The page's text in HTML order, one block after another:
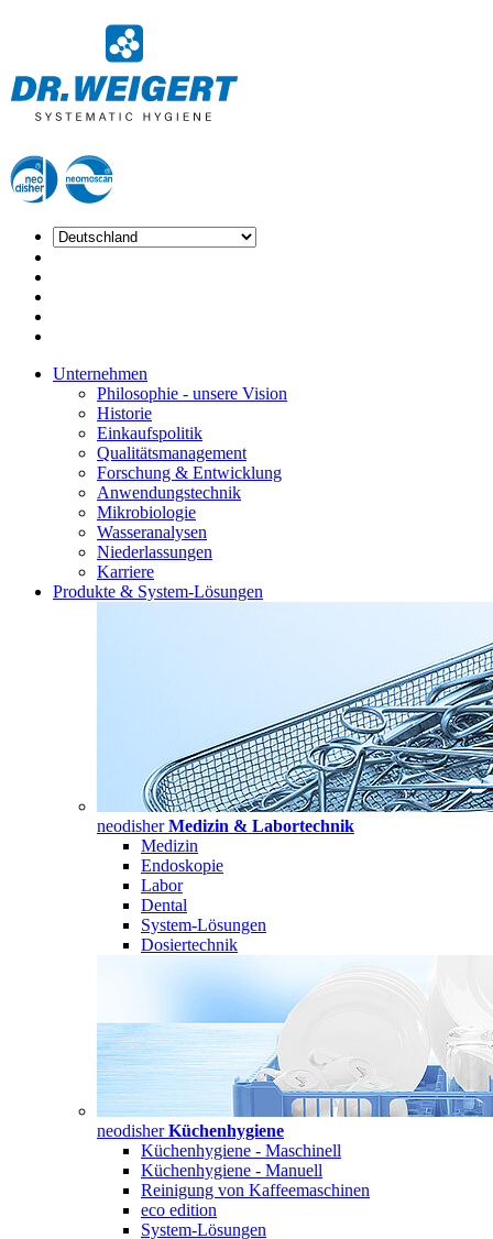
Unternehmen
Philosophie - unsere Vision
Historie
Einkaufspolitik
Qualitätsmanagement
Forschung & Entwicklung
Anwendungstechnik
Mikrobiologie
Wasseranalysen
Niederlassungen
Karriere
Produkte & System-Lösungen
neodisherMedizin & Labortechnik
Medizin
Endoskopie
Labor
Dental
System-Lösungen
Dosiertechnik
neodisherKüchenhygiene
Küchenhygiene - Maschinell
Küchenhygiene - Manuell
Reinigung von Kaffeemaschinen
eco edition
System-Lösungen